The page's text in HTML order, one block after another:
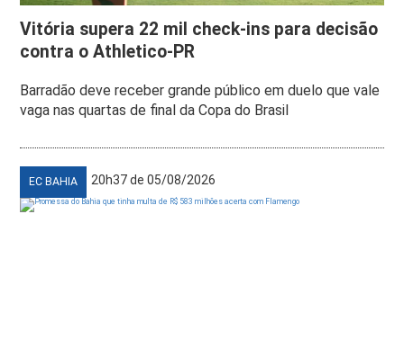
Vitória supera 22 mil check-ins para decisão
contra o Athletico-PR
Barradão deve receber grande público em duelo que vale
vaga nas quartas de final da Copa do Brasil
EC BAHIA 20h37 de 05/08/2026